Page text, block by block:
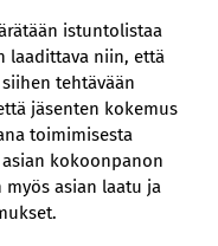
istuntolistaa
laadittava niin, että
tehtävään
jäsenten kokemus
toimimisesta
kokoonpanon
asian laatu ja